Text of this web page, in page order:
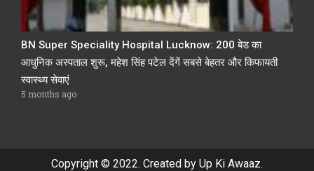
BN Super Speciality Hospital Lucknow: 200 बेड का
आधुनिक अस्पताल शुरू, महेश सिंह पटेल देंगें सबसे बेहतर और किफायती
स्वास्थ्य सेवाएं
5 months ago
Copyright © 2022. Created by Up Ki Awaaz.